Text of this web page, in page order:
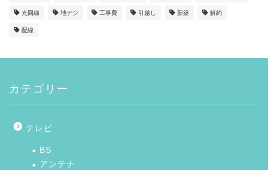
光回線 地デジ 工事費 引越し 新築 解約
配線
カテゴリー
テレビ
BS
アンテナ